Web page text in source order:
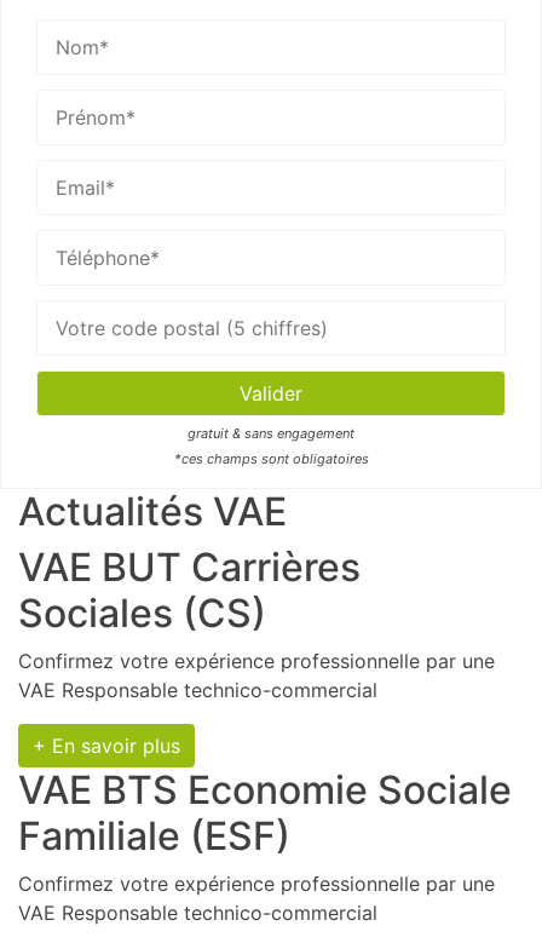
gratuit & sans engagement
*ces champs sont obligatoires
Actualités VAE
VAE BUT Carrières
Sociales (CS)
Confirmez votre expérience professionnelle par une
VAE Responsable technico-commercial
+ En savoir plus
VAE BTS Economie Sociale
Familiale (ESF)
Confirmez votre expérience professionnelle par une
VAE Responsable technico-commercial